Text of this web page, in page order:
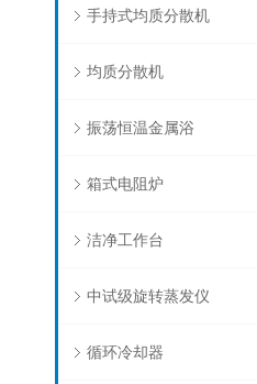
手持式均质分散机
均质分散机
振荡恒温金属浴
箱式电阻炉
洁净工作台
中试级旋转蒸发仪
循环冷却器